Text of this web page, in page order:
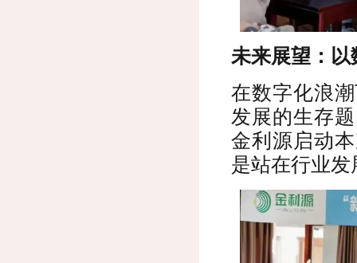
未来展望：
在数字化浪
发展的生存
金利源启动
是站在行业